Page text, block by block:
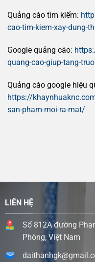
Quảng cáo tìm kiếm:
cao-tim-kiem-xay-dung-
Google quảng cáo:
quang-cao-giup-tang-
Quảng cáo google hiệu
https://
san-pham-moi-ra-mat/
LIÊN HỆ
Số 812A đường
Phòng, Việt Nam